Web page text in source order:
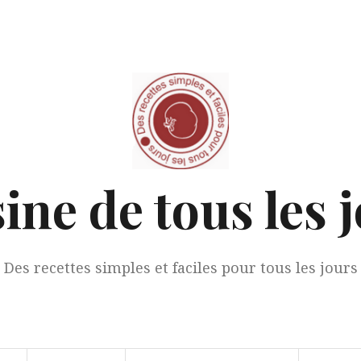
de tous les
Des recettes simples et faciles pour tous les jours